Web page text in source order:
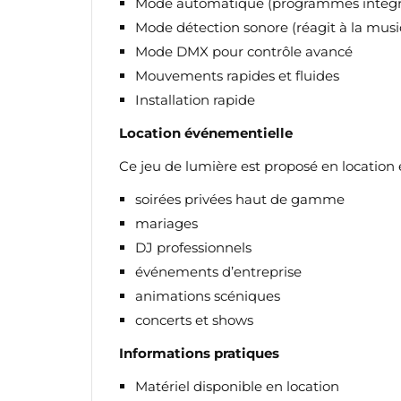
Mode automatique (programmes
Mode détection sonore (réagit à la
Mode DMX pour contrôle avancé
Mouvements rapides et fluides
Installation rapide
Location événementielle
Ce jeu de lumière est proposé en
soirées privées haut de gamme
mariages
DJ professionnels
événements d’entreprise
animations scéniques
concerts et shows
Informations pratiques
Matériel disponible en location